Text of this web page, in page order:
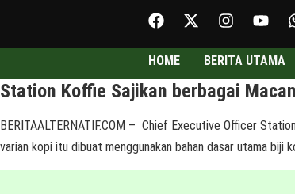
HOME BERITA UTAMA
Station Koffie Sajikan berbagai
BERITAALTERNATIF.COM – Chief Executive Officer
varian kopi itu dibuat menggunakan bahan dasar utama